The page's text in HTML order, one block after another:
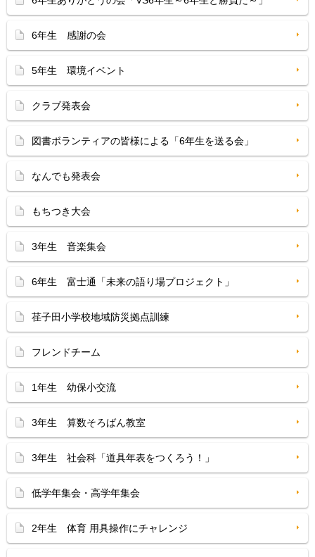
6年生 感謝の会
5年生 環境イベント
クラブ発表会
図書ボランティアの皆様による「6年生を送る会」
なんでも発表会
もちつき大会
3年生 音楽集会
6年生 富士通「未来の語り場プロジェクト」
荏子田小学校地域防災拠点訓練
フレンドチーム
1年生 幼保小交流
3年生 算数そろばん教室
3年生 社会科「道具年表をつくろう！」
低学年集会・高学年集会
2年生 体育 用具操作にチャレンジ